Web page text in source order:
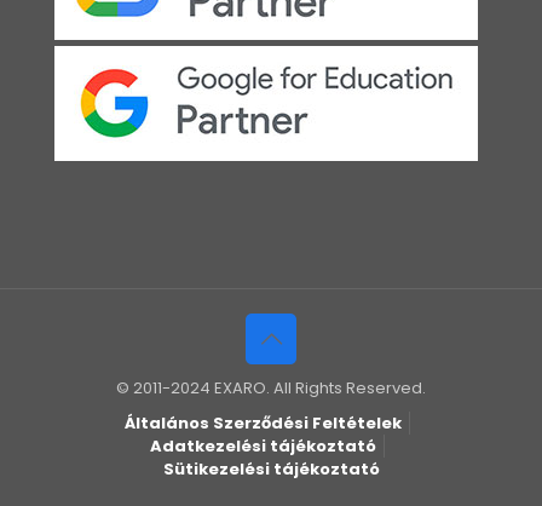
© 2011-2024 EXARO. All Rights Reserved.
Általános Szerződési Feltételek
Adatkezelési tájékoztató
Sütikezelési tájékoztató